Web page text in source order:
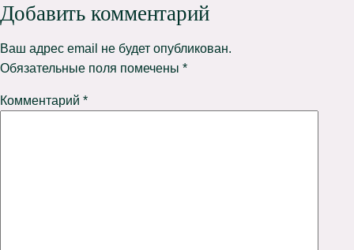
Добавить комментарий
Ваш адрес email не будет опубликован.
Обязательные поля помечены *
Комментарий *